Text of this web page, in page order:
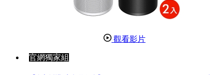
觀看影片
官網獨家組